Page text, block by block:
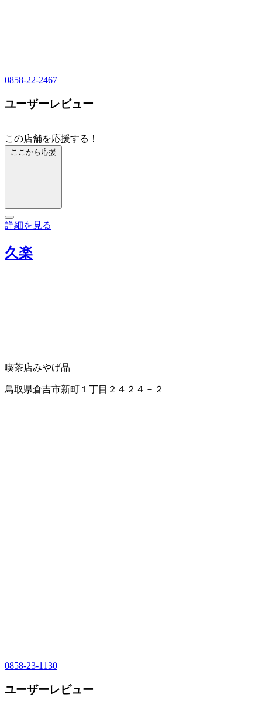
0858-22-2467
ユーザーレビュー
この店舗を応援する！
ここから応援
詳細を見る
久楽
喫茶店みやげ品
鳥取県倉吉市新町１丁目２４２４－２
0858-23-1130
ユーザーレビュー